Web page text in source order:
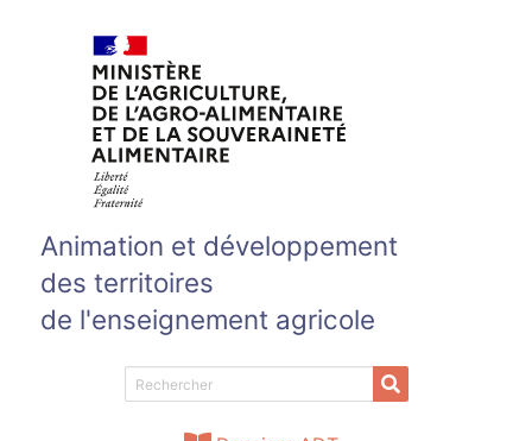
Animation et développement
des territoires
de l'enseignement agricole